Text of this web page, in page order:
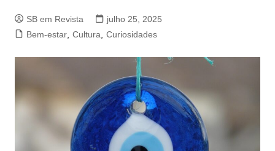
SB em Revista
julho 25, 2025
Bem-estar, Cultura Curiosidades